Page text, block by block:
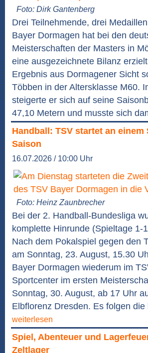
Foto: Dirk Gantenberg
Drei Teilnehmende, drei
Bayer Dormagen hat bei den
Meisterschaften der Masters in
eine ausgezeichnete Bilanz
Ergebnis aus Dormagener Sicht
Többen in der Altersklasse M60.
steigerte er sich auf seine
47,10 Metern und musste sich
Handball: TSV startet an einem
Saison
16.07.2026 / 10:00 Uhr
Foto: Heinz Zaunbrecher
Bei der 2. Handball-Bundesliga
komplette Hinrunde (Spieltage 1-
Nach dem Pokalspiel gegen den
am Sonntag, 23. August, 15.30
Bayer Dormagen wiederum im
Sportcenter im ersten
Sonntag, 30. August, ab 17 Uhr
Elbflorenz Dresden. Es folgen die
weiterlesen
Spiel, Abenteuer und
Zeltlager